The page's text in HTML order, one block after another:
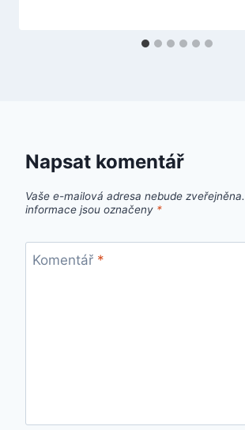
Napsat komentář
Vaše e-mailová adresa nebude zveřejněna.
informace jsou označeny *
Komentář *